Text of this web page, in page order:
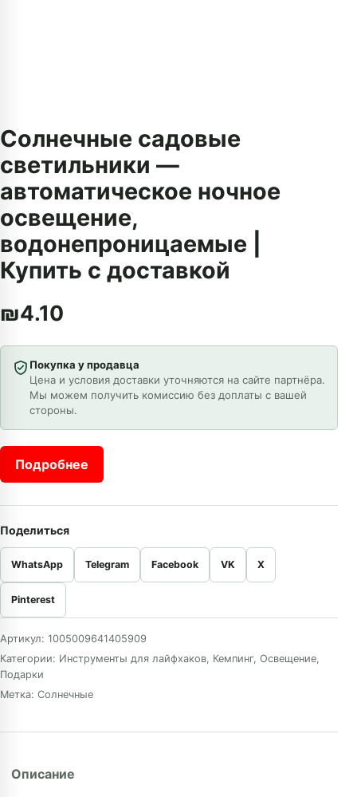
Солнечные садовые
светильники —
автоматическое ночное
освещение,
водонепроницаемые |
Купить с доставкой
₪4.10
Покупка у продавца
Цена и условия доставки уточняются на сайте партнёра.
Мы можем получить комиссию без доплаты с вашей
стороны.
Подробнее
Поделиться
WhatsApp Telegram Facebook VK X
Pinterest
Артикул: 1005009641405909
Категории: Инструменты для лайфхаков, Кемпинг, Освещение,
Подарки
Метка: Солнечные
Описание